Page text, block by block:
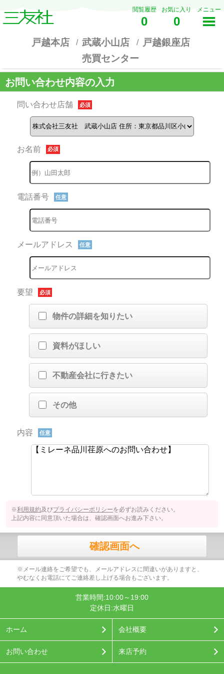
閲覧履歴
0
お気に入り
0
メニュー
戸越本店 武蔵小山店
戸越銀座店
売買センター
お問い合わせ内容の入力
問い合わせ店舗 必須
お名前 必須
電話番号 任意
メールアドレス 任意
要望 必須
物件の詳細を知りたい
資料がほしい
不動産会社に行きたい
その他
内容 任意
※利用規約及びプライバシーポリシーを必ずお読みください。
上記内容に同意頂いた場合は、確認画面へお進み下さい。
確認画面へ
※メール連絡をご希望でも、メールアドレスに間違いがありますと、
やむなくお電話にてご連絡差し上げる場合もございます。
営業時間:10:00～19:00
定休日:水曜日
ホーム 会社概要
お問い合わせ 来店予約